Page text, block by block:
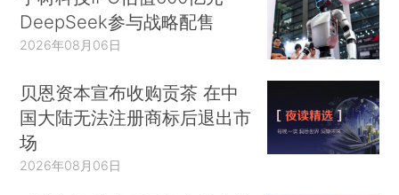
DeepSeek参与战略配售
2026年08月06日
贝恩资本宣布收购贡茶 在中
国大陆无法注册商标后退出市
场
2026年08月06日